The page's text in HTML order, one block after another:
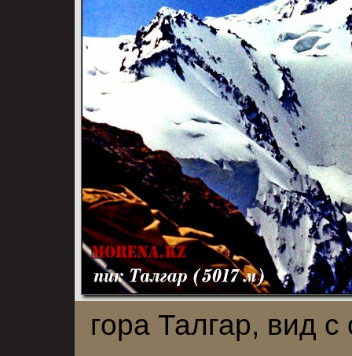
гора Талгар, вид с